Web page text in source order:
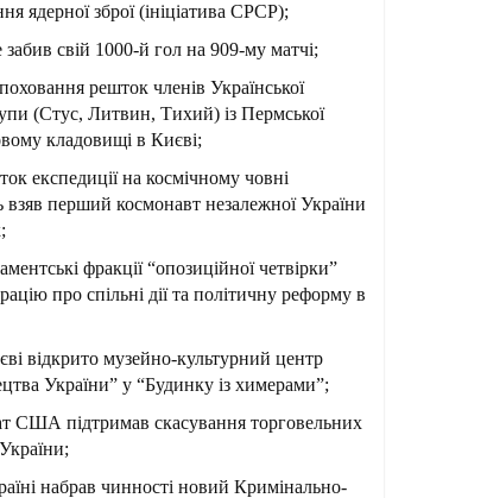
ядерної зброї (ініціатива СРСР);
свій 1000-й гол на 909-му матчі;
решток членів Української
(Стус, Литвин, Тихий) із Пермської
кладовищі в Києві;
експедиції на космічному човні
взяв перший космонавт незалежної України
фракції “опозиційної четвірки”
про спільні дії та політичну реформу в
відкрито музейно-культурний центр
України” у “Будинку із химерами”;
США підтримав скасування торговельних
набрав чинності новий Кримінально-